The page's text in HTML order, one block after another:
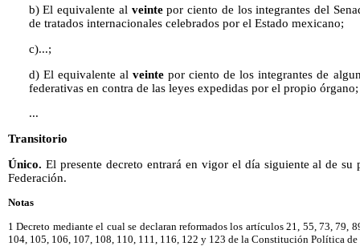
b) El equivalente al veintepor ciento de los integrantes del
de tratados internacionales celebrados por el Estado mexicano;
c)...;
d) El equivalente al veintepor ciento de los integrantes de
federativas en contra de las leyes expedidas por el propio órgano;
...
Transitorio
Único. El presente decreto entrará en vigor el día siguiente al de
Federación.
Notas
1 Decreto mediante el cual se declaran reformados los artículos 21, 55, 73, 79,
104, 105, 106, 107, 108, 110, 111, 116, 122 y 123 de la Constitución Política